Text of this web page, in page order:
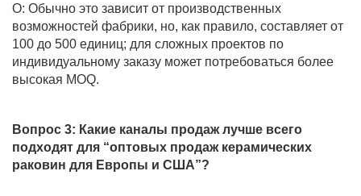
О: Обычно это зависит от производственных
возможностей фабрики, но, как правило, составляет от
100 до 500 единиц; для сложных проектов по
индивидуальному заказу может потребоваться более
высокая MOQ.
Вопрос 3: Какие каналы продаж лучше всего
подходят для “оптовых продаж керамических
раковин для Европы и США”?